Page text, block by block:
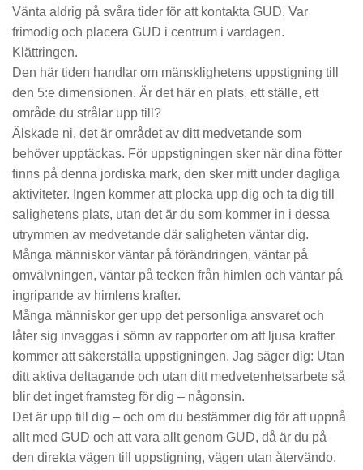
Vänta aldrig på svåra tider för att kontakta GUD. Var
frimodig och placera GUD i centrum i vardagen.
Klättringen.
Den här tiden handlar om mänsklighetens uppstigning till
den 5:e dimensionen. Är det här en plats, ett ställe, ett
område du strålar upp till?
Älskade ni, det är området av ditt medvetande som
behöver upptäckas. För uppstigningen sker när dina fötter
finns på denna jordiska mark, den sker mitt under dagliga
aktiviteter. Ingen kommer att plocka upp dig och ta dig till
salighetens plats, utan det är du som kommer in i dessa
utrymmen av medvetande där saligheten väntar dig.
Många människor väntar på förändringen, väntar på
omvälvningen, väntar på tecken från himlen och väntar på
ingripande av himlens krafter.
Många människor ger upp det personliga ansvaret och
låter sig invaggas i sömn av rapporter om att ljusa krafter
kommer att säkerställa uppstigningen. Jag säger dig: Utan
ditt aktiva deltagande och utan ditt medvetenhetsarbete så
blir det inget framsteg för dig – någonsin.
Det är upp till dig – och om du bestämmer dig för att uppnå
allt med GUD och att vara allt genom GUD, då är du på
den direkta vägen till uppstigning, vägen utan återvändo.